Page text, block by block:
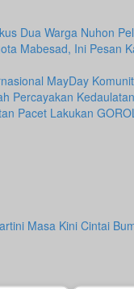
Dua Warga Nuhon
Mabesad, Ini Pesan
MayDay
Percayakan
Pacet Lakukan
Masa Kini Cintai